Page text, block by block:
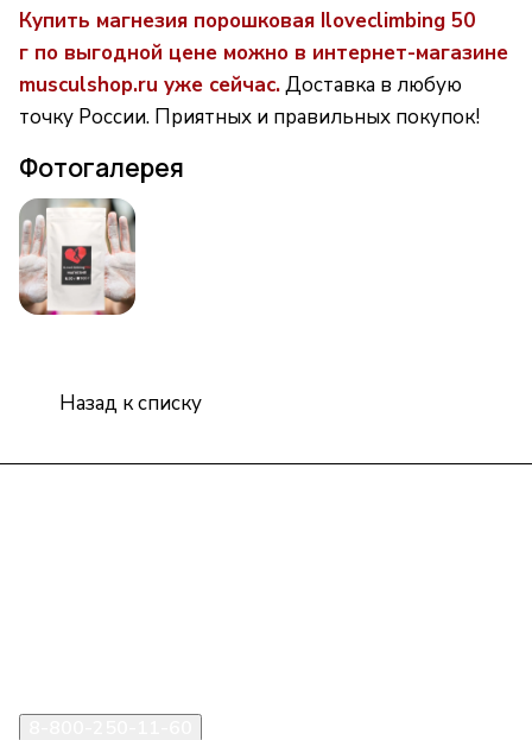
Купить магнезия порошковая Iloveclimbing 50
г по выгодной цене можно в интернет-магазине
musculshop.ru уже сейчас.Доставка в любую
точку России. Приятных и правильных покупок!
Фотогалерея
Назад к списку